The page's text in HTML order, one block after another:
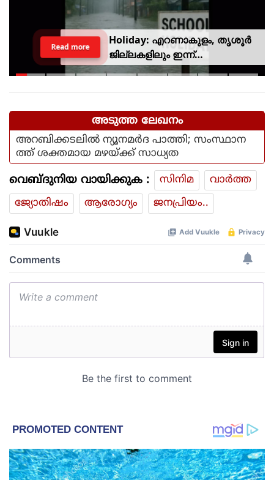
Holiday: എറണാകുളം, തൃശൂർ
ജില്ലകളിലും ഇന്ന്
അവധിയാണേ..!
Read more
അടുത്ത ലേഖനം
അറബിക്കടലില്‍ ന്യൂനമര്‍ദ പാത്തി; സംസ്ഥാന
ത്ത് ശക്തമായ മഴയ്ക്ക് സാധ്യത
വെബ്ദുനിയ വായിക്കുക : സിനിമ
വാര്‍ത്ത
ജ്യോതിഷം
ആരോഗ്യം ജനപ്രിയം..